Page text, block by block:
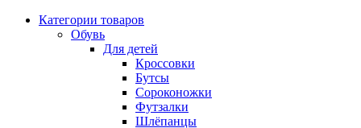
Категории товаров
Обувь
Для детей
Кроссовки
Бутсы
Сороконожки
Футзалки
Шлёпанцы